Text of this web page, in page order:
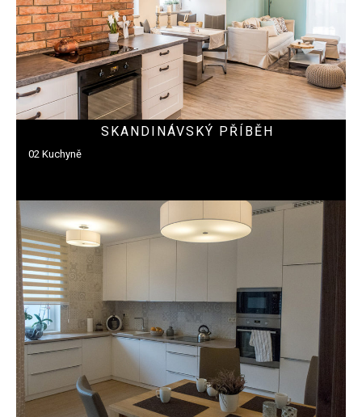
SKANDINÁVSKÝ PŘÍBĚH
02 Kuchyně